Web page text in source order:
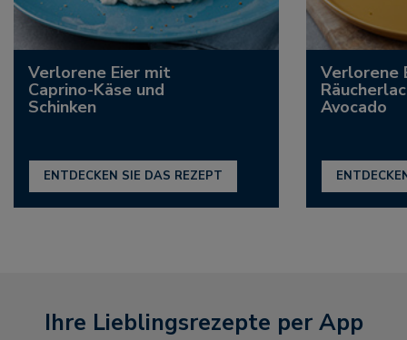
Verlorene Eier mit
Caprino-Käse und
Schinken
ENTDECKEN SIE DAS REZEPT
Verlorene
Avocado
Ihre Lieblingsrezepte per App